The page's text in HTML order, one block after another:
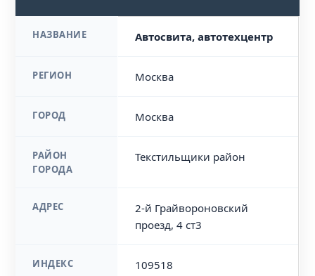
НАЗВАНИЕ Автосвита, автотехцентр
РЕГИОН Москва
ГОРОД Москва
РАЙОН
ГОРОДА
Текстильщики район
АДРЕС
2-й Грайвороновский
проезд, 4 ст3
ИНДЕКС 109518